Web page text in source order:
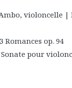
violoncelle |
Romances op. 94
pour